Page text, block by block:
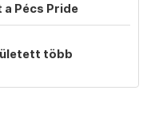
a Pécs Pride
több